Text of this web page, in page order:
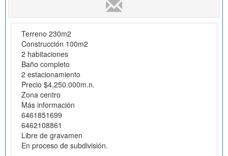
Terreno 230m2
Construcción 100m2
2 habitaciones
Baño completo
2 estacionamiento
Precio $4,250.000m.n.
Zona centro
Más información
6461851699
6462108861
Libre de gravamen
En proceso de subdivisión.